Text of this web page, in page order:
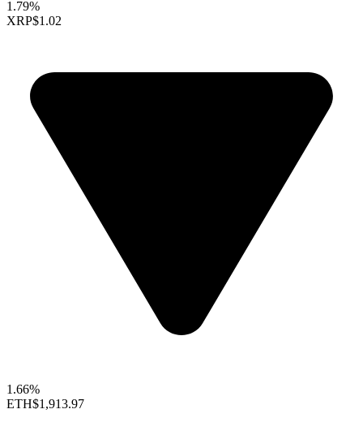
1.79%
XRP$1.02
1.66%
ETH$1,913.97